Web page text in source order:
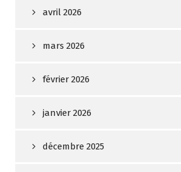
avril 2026
mars 2026
février 2026
janvier 2026
décembre 2025